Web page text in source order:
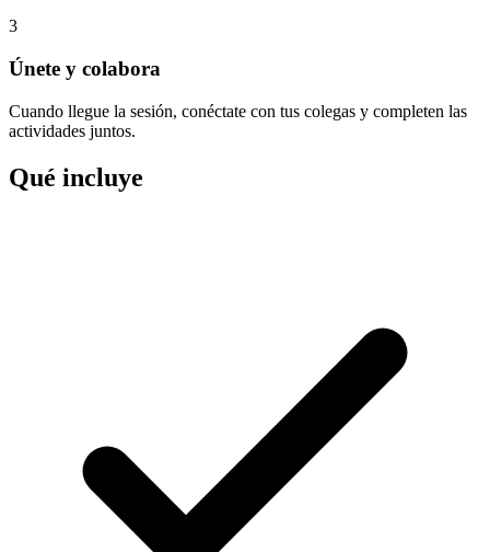
3
Únete y colabora
Cuando llegue la sesión, conéctate con tus colegas y completen las
actividades juntos.
Qué incluye